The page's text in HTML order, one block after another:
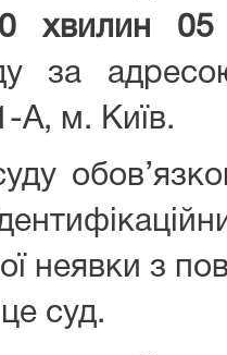
хвилин
за
А, м. Київ.
неявки з
суд.